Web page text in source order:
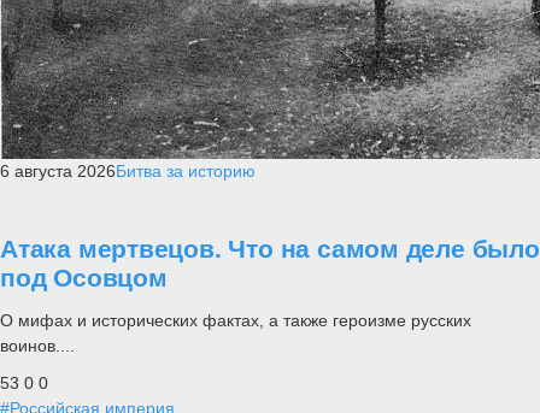
6 августа 2026Битва за историю
Атака мертвецов. Что на самом деле было
под Осовцом
О мифах и исторических фактах, а также героизме русских
воинов....
53 0 0
#Российская империя